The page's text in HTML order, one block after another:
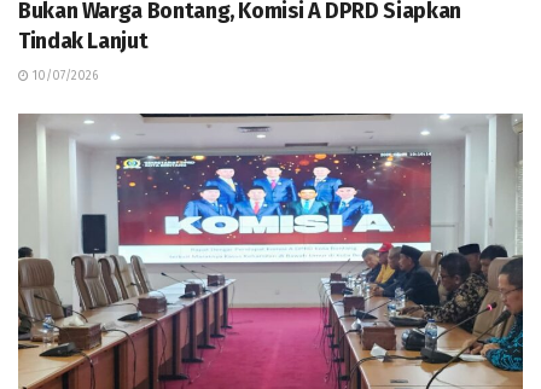
Bukan Warga Bontang, Komisi A DPRD Siapkan
Tindak Lanjut
10/07/2026